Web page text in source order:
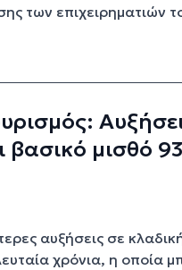
των επιχειρηματιών
μισθό
αυξήσεις σε
χρόνια, η οποία